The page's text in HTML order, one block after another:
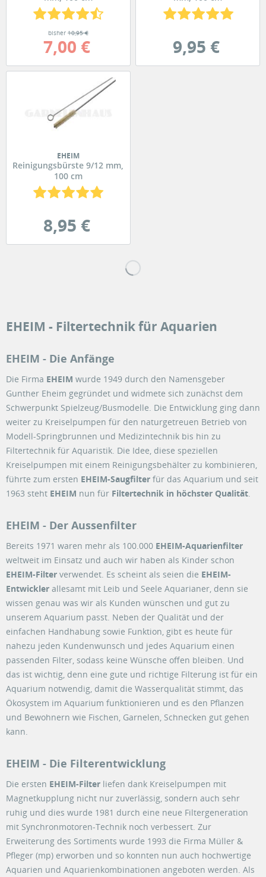
bisher 10,95 €
7,00 € 9,95 €
EHEIM
Reinigungsbürste 9/12 mm,
100 cm
8,95 €
EHEIM - Filtertechnik für Aquarien
EHEIM - Die Anfänge
Die Firma EHEIM wurde 1949 durch den Namensgeber
Gunther Eheim gegründet und widmete sich zunächst dem
Schwerpunkt Spielzeug/Busmodelle. Die Entwicklung ging dann
weiter zu Kreiselpumpen für den naturgetreuen Betrieb von
Modell-Springbrunnen und Medizintechnik bis hin zu
Filtertechnik für Aquaristik. Die Idee, diese speziellen
Kreiselpumpen mit einem Reinigungsbehälter zu kombinieren,
führte zum ersten EHEIM-Saugfilter für das Aquarium und seit
1963 steht EHEIM nun für Filtertechnik in höchster Qualität
EHEIM - Der Aussenfilter
Bereits 1971 waren mehr als 100.000 EHEIM-Aquarienfilter
weltweit im Einsatz und auch wir haben als Kinder schon
EHEIM-Filter verwendet. Es scheint als seien die EHEIM-
Entwickler allesamt mit Leib und Seele Aquarianer, denn sie
wissen genau was wir als Kunden wünschen und gut zu
unserem Aquarium passt. Neben der Qualität und der
einfachen Handhabung sowie Funktion, gibt es heute für
nahezu jeden Kundenwunsch und jedes Aquarium einen
passenden Filter, sodass keine Wünsche offen bleiben. Und
das ist wichtig, denn eine gute und richtige Filterung ist für ein
Aquarium notwendig, damit die Wasserqualität stimmt, das
Ökosystem im Aquarium funktionieren und es den Pflanzen
und Bewohnern wie Fischen, Garnelen, Schnecken gut gehen
kann.
EHEIM - Die Filterentwicklung
Die ersten EHEIM-Filter liefen dank Kreiselpumpen mit
Magnetkupplung nicht nur zuverlässig, sondern auch sehr
ruhig und dies wurde 1981 durch eine neue Filtergeneration
mit Synchronmotoren-Technik noch verbessert. Zur
Erweiterung des Sortiments wurde 1993 die Firma Müller &
Pfleger (mp) erworben und so konnten nun auch hochwertige
Aquarien und Aquarienkombinationen angeboten werden. Als